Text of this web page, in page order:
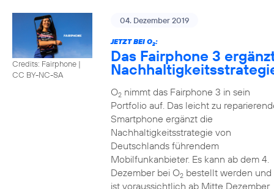
Credits: Fairphone |
CC BY-NC-SA
04. Dezember 2019
JETZT BEI O2:
Das Fairphone 3
O2nimmt das Fairphone 3 in sein
Portfolio auf. Das leicht zu
Smartphone ergänzt die
Nachhaltigkeitsstrategie von
Deutschlands führendem
Mobilfunkanbieter. Es kann ab dem 4.
Dezember bei O2bestellt werden und
ist voraussichtlich ab Mitte Dezember